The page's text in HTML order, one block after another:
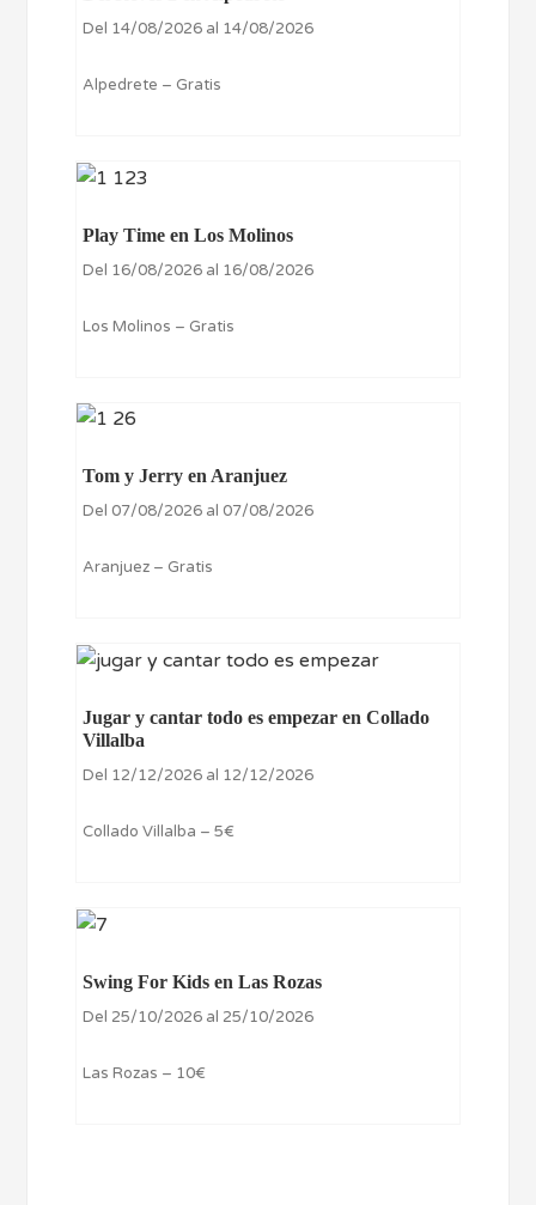
Del 14/08/2026 al 14/08/2026
Alpedrete – Gratis
Play Time en Los Molinos
Del 16/08/2026 al 16/08/2026
Los Molinos – Gratis
Tom y Jerry en Aranjuez
Del 07/08/2026 al 07/08/2026
Aranjuez – Gratis
Jugar y cantar todo es empezar en Collado
Villalba
Del 12/12/2026 al 12/12/2026
Collado Villalba – 5€
Swing For Kids en Las Rozas
Del 25/10/2026 al 25/10/2026
Las Rozas – 10€